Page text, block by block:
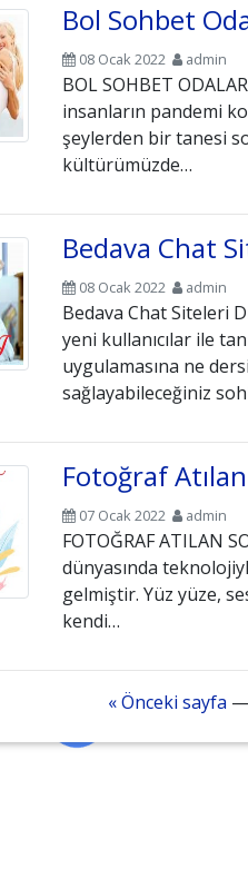
Bol Sohbet
08 Ocak 2022 admin
BOL SOHBET
insanların pandemi
şeylerden bir tanesi
kültürümüzde…
Bedava Chat
08 Ocak 2022 admin
Bedava Chat Siteleri
yeni kullanıcılar ile
uygulamasına ne
sağlayabileceğiniz
Fotoğraf
07 Ocak 2022 admin
FOTOĞRAF ATILAN
dünyasında
gelmiştir. Yüz yüze,
kendi…
« Önceki sayfa —